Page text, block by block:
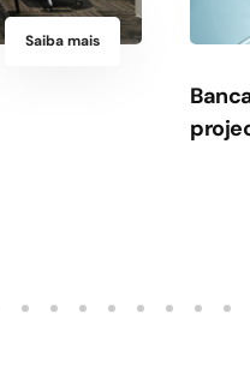
Saiba mais